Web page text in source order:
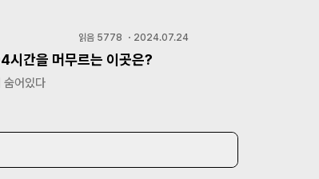
읽음 5778 ・ 2024.07.24
시간을 머무르는 이곳은?
숨어있다